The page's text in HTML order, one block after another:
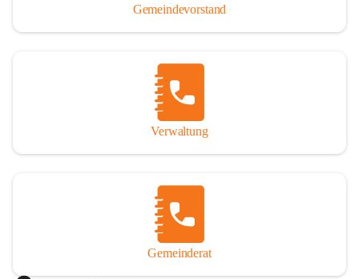
Gemeindevorstand
Verwaltung
Gemeinderat